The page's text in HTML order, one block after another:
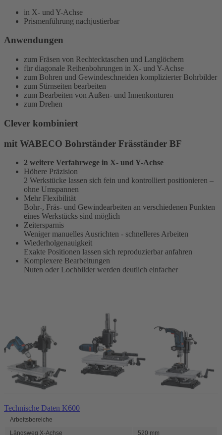
in X- und Y-Achse
Prismenführung nachjustierbar
Anwendungen
zum Fräsen von Rechtecktaschen und Langlöchern
für diagonale Reihenbohrungen in X- und Y-Achse
zum Bohren und Gewindeschneiden komplizierter Bohrbilder
zum Stirnseiten bearbeiten
zum Bearbeiten von Außen- und Innenkonturen
zum Drehen
Clever kombiniert
mit WABECO Bohrständer Fräsständer BF
2 weitere Verfahrwege in X- und Y-Achse
Höhere Präzision
2 Werkstücke lassen sich fein und kontrolliert positionieren –
ohne Umspannen
Mehr Flexibilität
Bohr-, Fräs- und Gewindearbeiten an verschiedenen Punkten
eines Werkstücks sind möglich
Zeitersparnis
Weniger manuelles Ausrichten - schnelleres Arbeiten
Wiederholgenauigkeit
Exakte Positionen lassen sich reproduzierbar anfahren
Komplexere Bearbeitungen
Nuten oder Lochbilder werden deutlich einfacher
Technische Daten K600
Arbeitsbereiche
Längsweg X-Achse
520 mm